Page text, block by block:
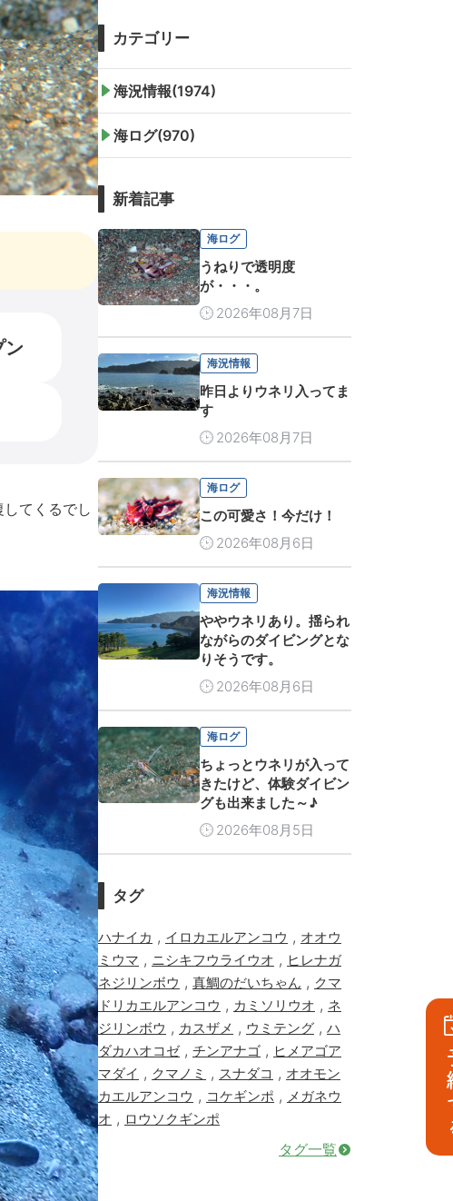
ン
てくるでし
カテゴリー
海況情報(1974)
海ログ(970)
新着記事
海ログ
うねりで透明度
が・・・。
2026年08月7日
海況情報
昨日よりウネリ入ってま
す
2026年08月7日
海ログ
この可愛さ！今だけ！
2026年08月6日
海況情報
ややウネリあり。揺られ
ながらのダイビングとな
りそうです。
2026年08月6日
海ログ
ちょっとウネリが入って
きたけど、体験ダイビン
グも出来ました～♪
2026年08月5日
タグ
ハナイカ , イロカエルアンコウ , オオウ
ミウマ , ニシキフウライウオ , ヒレナガ
ネジリンボウ , 真鯛のだいちゃん , クマ
ドリカエルアンコウ , カミソリウオ , ネ
ジリンボウ , カスザメ , ウミテング , ハ
ダカハオコゼ, チンアナゴ , ヒメアゴア
マダイ , クマノミ , スナダコ , オオモン
カエルアンコウ , コケギンポ , メガネウ
オ , ロウソクギンポ
タグ一覧